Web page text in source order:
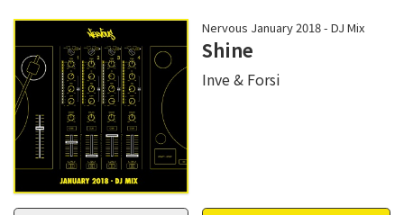
Nervous January 2018 - DJ Mix
Shine
Inve & Forsi